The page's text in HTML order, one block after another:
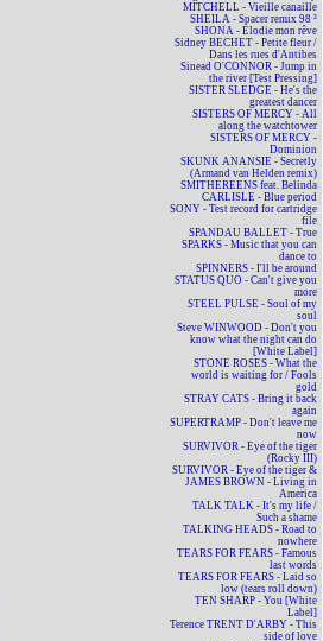
MITCHELL - Vieille canaille
SHEILA - Spacer remix 98 ²
SHONA - Elodie mon rêve
Sidney BECHET - Petite fleur /
Dans les rues d'Antibes
Sinead O'CONNOR - Jump in
the river [Test Pressing]
SISTER SLEDGE - He's the
greatest dancer
SISTERS OF MERCY - All
along the watchtower
SISTERS OF MERCY -
Dominion
SKUNK ANANSIE - Secretly
(Armand van Helden remix)
SMITHEREENS feat. Belinda
CARLISLE - Blue period
SONY - Test record for cartridge
file
SPANDAU BALLET - True
SPARKS - Music that you can
dance to
SPINNERS - I'll be around
STATUS QUO - Can't give you
more
STEEL PULSE - Soul of my
soul
Steve WINWOOD - Don't you
know what the night can do
[White Label]
STONE ROSES - What the
world is waiting for / Fools
gold
STRAY CATS - Bring it back
again
SUPERTRAMP - Don't leave me
now
SURVIVOR - Eye of the tiger
(Rocky III)
SURVIVOR - Eye of the tiger &
JAMES BROWN - Living in
America
TALK TALK - It's my life /
Such a shame
TALKING HEADS - Road to
nowhere
TEARS FOR FEARS - Famous
last words
TEARS FOR FEARS - Laid so
low (tears roll down)
TEN SHARP - You [White
Label]
Terence TRENT D'ARBY - This
side of love